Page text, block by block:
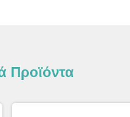
Προϊόντα